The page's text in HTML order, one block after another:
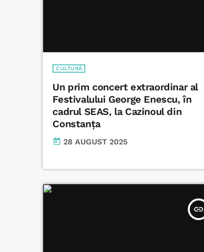
CULTURĂ
Un prim concert extraordinar al
Festivalului George Enescu, în
cadrul SEAS, la Cazinoul din
Constanța
today 28 AUGUST 2025
insert_link